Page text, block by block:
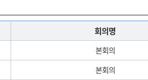
회의명
본회의
본회의